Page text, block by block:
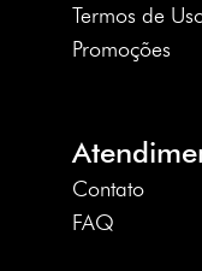
Termos de
Promoções
Contato
FAQ